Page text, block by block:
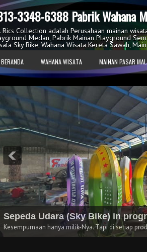
3348-6388 Pabrik Wahana
Rics Collection adalah Perusahaan mainan
Medan, Pabrik Mainan Playground
Sky Bike, Wahana Wisata Kereta Sawah,
BERANDA WAHANA WISATA MAINAN PASAR
Sepeda Udara (Sky Bike) in
Kesempurnaan hanya milik-Nya. Tapi di setiap